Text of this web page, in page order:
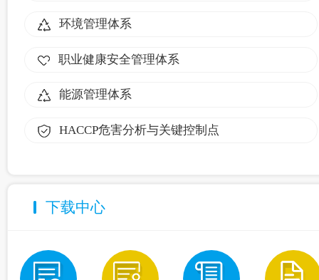
环境管理体系
职业健康安全管理体系
能源管理体系
HACCP危害分析与关键控制点
下载中心